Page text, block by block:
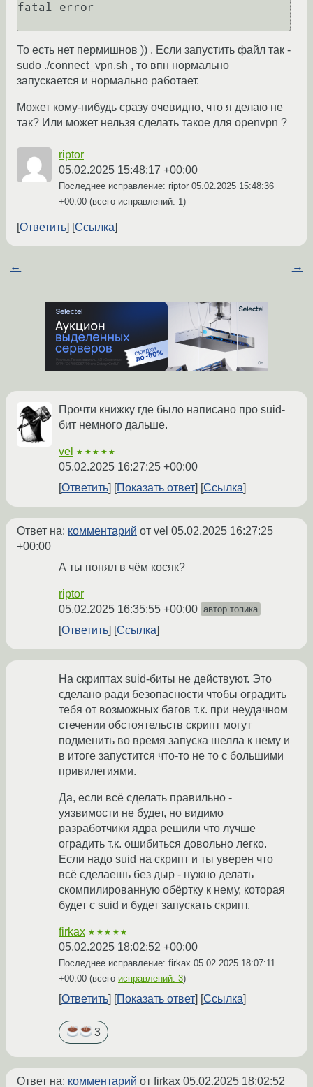
fatal error
То есть нет пермишнов )) . Если запустить файл так -
sudo ./connect_vpn.sh , то впн нормально
запускается и нормально работает.
Может кому-нибудь сразу очевидно, что я делаю не
так? Или может нельзя сделать такое для openvpn ?
riptor
05.02.2025 15:48:17 +00:00
Последнее исправление: riptor 05.02.2025 15:48:36
+00:00 (всего исправлений: 1)
Ответить Ссылка
← →
Прочти книжку где было написано про suid-
бит немного дальше.
vel ★★★★★
05.02.2025 16:27:25 +00:00
Ответить
Показать ответ Ссылка
Ответ на: комментарий от vel 05.02.2025 16:27:25
+00:00
А ты понял в чём косяк?
riptor
05.02.2025 16:35:55 +00:00 автор топика
Ответить Ссылка
На скриптах suid-биты не действуют. Это
сделано ради безопасности чтобы оградить
тебя от возможных багов т.к. при неудачном
стечении обстоятельств скрипт могут
подменить во время запуска шелла к нему и
в итоге запустится что-то не то с большими
привилегиями.
Да, если всё сделать правильно -
уязвимости не будет, но видимо
разработчики ядра решили что лучше
оградить т.к. ошибиться довольно легко.
Если надо suid на скрипт и ты уверен что
всё сделаешь без дыр - нужно делать
скомпилированную обёртку к нему, которая
будет с suid и будет запускать скрипт.
firkax ★★★★★
05.02.2025 18:02:52 +00:00
Последнее исправление: firkax 05.02.2025 18:07:11
+00:00 (всего исправлений: 3)
Ответить Показать ответ Ссылка
3
Ответ на: комментарий от firkax 05.02.2025 18:02:52